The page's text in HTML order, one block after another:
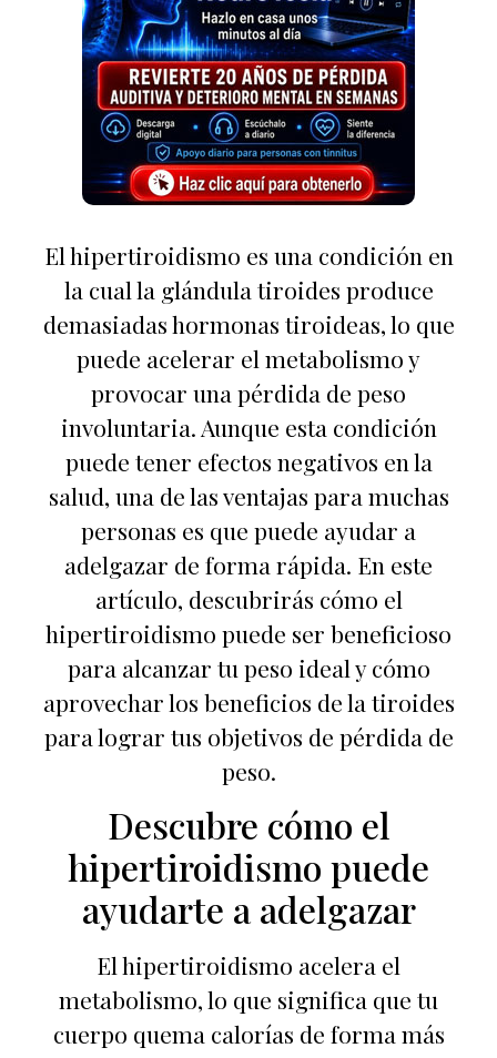
El hipertiroidismo es una condición en
la cual la glándula tiroides produce
demasiadas hormonas tiroideas, lo que
puede acelerar el metabolismo y
provocar una pérdida de peso
involuntaria. Aunque esta condición
puede tener efectos negativos en la
salud, una de las ventajas para muchas
personas es que puede ayudar a
adelgazar de forma rápida. En este
artículo, descubrirás cómo el
hipertiroidismo puede ser beneficioso
para alcanzar tu peso ideal y cómo
aprovechar los beneficios de la tiroides
para lograr tus objetivos de pérdida de
peso.
Descubre cómo el
hipertiroidismo puede
ayudarte a adelgazar
El hipertiroidismo acelera el
metabolismo, lo que significa que tu
cuerpo quema calorías de forma más